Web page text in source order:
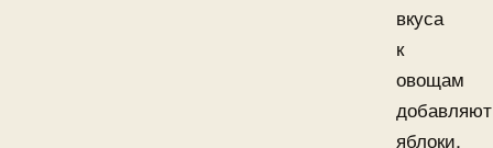
вкуса
к
овощам
добавляют
яблоки,